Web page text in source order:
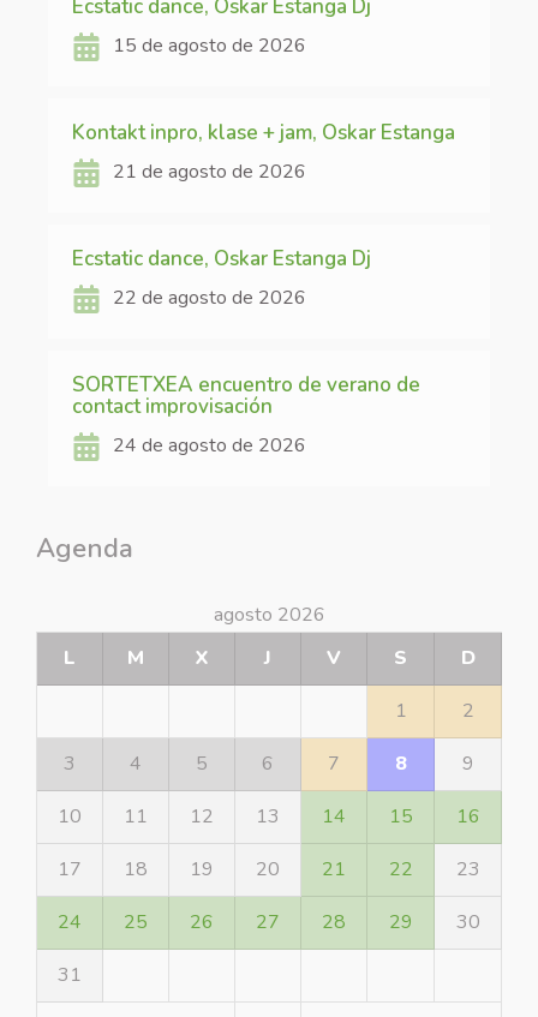
Ecstatic dance, Oskar Estanga Dj
15 de agosto de 2026
Kontakt inpro, klase + jam, Oskar Estanga
21 de agosto de 2026
Ecstatic dance, Oskar Estanga Dj
22 de agosto de 2026
SORTETXEA encuentro de verano de
contact improvisación
24 de agosto de 2026
Agenda
agosto 2026
L
M X J V S
D
1
2
3
4 5 6 7 8
9
10
11 12 13 14 15
16
17
18 19 20 21 22
23
24
25 26 27 28 29
30
31